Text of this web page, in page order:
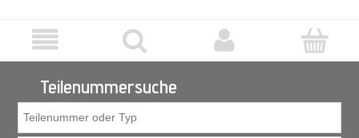
Teilenummersuche